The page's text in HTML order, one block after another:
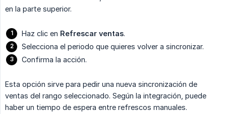
en la parte superior.
Haz clic en Refrescar ventas.
Selecciona el periodo que quieres volver a sincronizar.
Confirma la acción.
Esta opción sirve para pedir una nueva sincronización de
ventas del rango seleccionado. Según la integración, puede
haber un tiempo de espera entre refrescos manuales.